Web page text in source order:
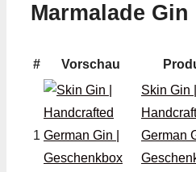
Marmalade Gin
# Vorschau
1
Skin Gin |
German